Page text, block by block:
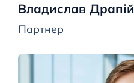
Владислав Драпій
Партнер